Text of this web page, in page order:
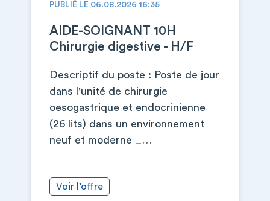
PUBLIÉ LE 06.08.2026 16:35
AIDE-SOIGNANT 10H
Chirurgie digestive - H/F
Descriptif du poste : Poste de jour
dans l'unité de chirurgie
oesogastrique et endocrinienne
(26 lits) dans un environnement
neuf et moderne _…
Voir l’offre